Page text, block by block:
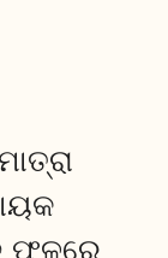
ଫଳରେ